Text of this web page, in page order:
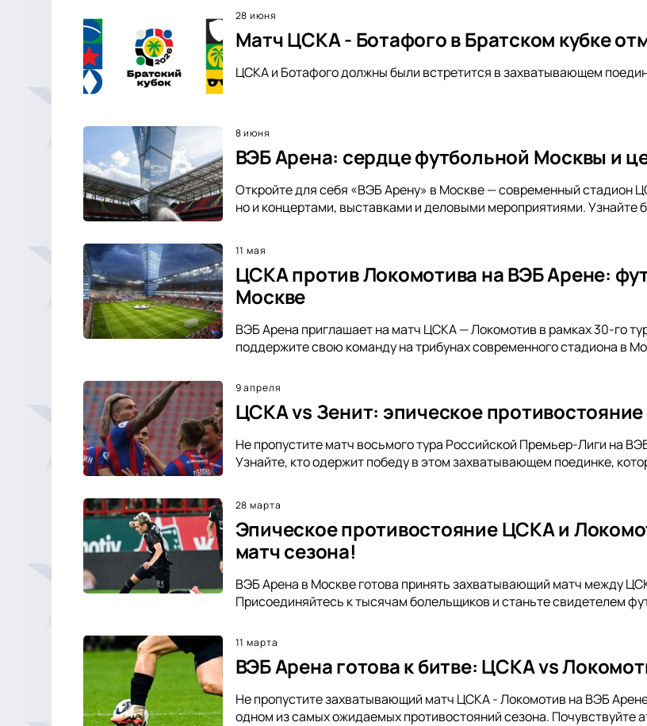
28 июня
Матч ЦСКА - Ботафого в Братском кубке
ЦСКА и Ботафого должны были встретится в захватывающем
8 июня
ВЭБ Арена: сердце футбольной Москвы и
Откройте для себя «ВЭБ Арену» в Москве — современный стадион
но и концертами, выставками и деловыми мероприятиями. Узнайте
11 мая
ЦСКА против Локомотива на ВЭБ Арене:
Москве
ВЭБ Арена приглашает на матч ЦСКА — Локомотив в рамках 30-го
поддержите свою команду на трибунах современного стадиона в
9 апреля
ЦСКА vs Зенит: эпическое
Не пропустите матч восьмого тура Российской Премьер-Лиги на
Узнайте, кто одержит победу в этом захватывающем поединке,
28 марта
Эпическое противостояние ЦСКА и
матч сезона!
ВЭБ Арена в Москве готова принять захватывающий матч между
Присоединяйтесь к тысячам болельщиков и станьте свидетелем
11 марта
ВЭБ Арена готова к битве: ЦСКА vs
Не пропустите захватывающий матч ЦСКА - Локомотив на ВЭБ
одном из самых ожидаемых противостояний сезона. Почувствуйте